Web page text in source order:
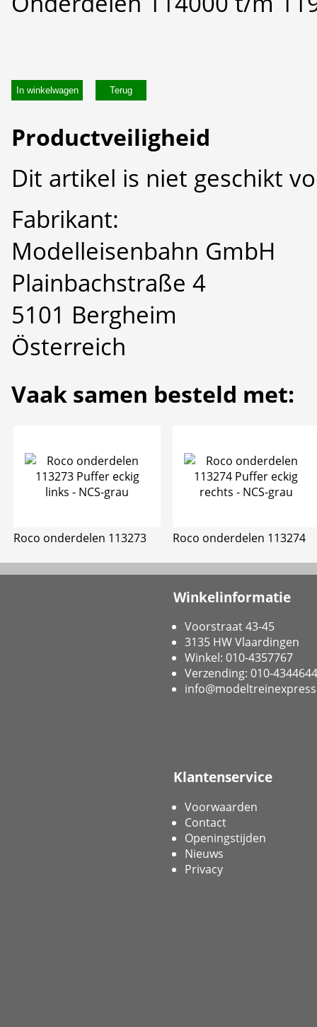
In winkelwagen
Productveiligheid
Dit artikel is niet geschikt
Fabrikant:
Modelleisenbahn GmbH
Plainbachstraße 4
5101 Bergheim
Österreich
Vaak samen besteld met:
Roco onderdelen 113273 Roco onderdelen 113274
Winkelinformatie
Voorstraat 43-45
3135 HW Vlaardingen
Winkel: 010-4357767
Verzending: 010-4344644
Klantenservice
Voorwaarden
Contact
Openingstijden
Nieuws
Privacy